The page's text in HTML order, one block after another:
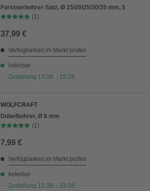
Forstnerbohrer-Satz, Ø 15/20/25/30/35 mm, 5
(1)
37,99 €
Verfügbarkeit im Markt prüfen
lieferbar
Zustellung 13.08. - 15.08.
WOLFCRAFT
Dübelbohrer, Ø 8 mm
(1)
7,99 €
Verfügbarkeit im Markt prüfen
lieferbar
Zustellung 13.08. - 15.08.